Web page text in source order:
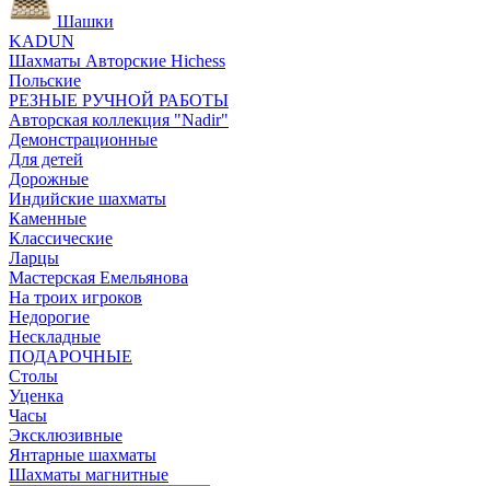
Шашки
KADUN
Шахматы Авторские Hichess
Польские
РЕЗНЫЕ РУЧНОЙ РАБОТЫ
Авторская коллекция "Nadir"
Демонстрационные
Для детей
Дорожные
Индийские шахматы
Каменные
Классические
Ларцы
Мастерская Емельянова
На троих игроков
Недорогие
Нескладные
ПОДАРОЧНЫЕ
Столы
Уценка
Часы
Эксклюзивные
Янтарные шахматы
Шахматы магнитные